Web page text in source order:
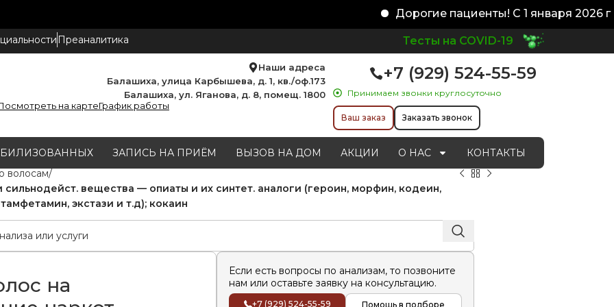
Дорогие пациенты! С 1 января 2026
Преаналитика Тесты на COVID-19
Наши адреса
Балашиха, улица Карбышева, д. 1, кв./оф.173
Балашиха, ул. Яганова, д. 8, помещ. 1800
на картеГрафик работы
+7 (929) 524-55-59
Принимаем звонки круглосуточно
Ваш заказ Заказать звонок
ЗАПИСЬ НА ПРИЁМ ВЫЗОВ НА ДОМ АКЦИИ О НАС
КОНТАКТЫ
волосам
вещества — опиаты и их синтет. аналоги (героин, морфин, кодеин,
экстази и т.д); кокаин
на
Если есть вопросы по анализам, то позвоните
нам или оставьте заявку на консультацию.
+7 (929) 524-55-59 Помощь в подборе